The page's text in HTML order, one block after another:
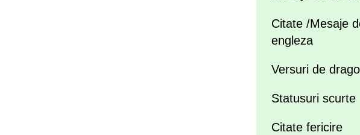
Citate /Mesaje
engleza
Versuri de
Statusuri scurte
Citate fericire